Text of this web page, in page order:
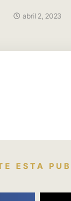
abril 2, 2023
ESTA